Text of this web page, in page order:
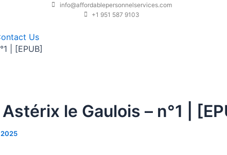
info@affordablepersonnelservices.com
+1 951 587 9103
Us
| [EPUB]
le Gaulois – n°1 |